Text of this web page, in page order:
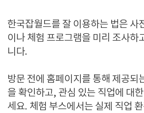
한국잡월드를 잘 이용하는 법은 사
이나 체험 프로그램을 미리 조사하
니다.
방문 전에 홈페이지를 통해 제공되
을 확인하고, 관심 있는 직업에 대
세요. 체험 부스에서는 실제 직업